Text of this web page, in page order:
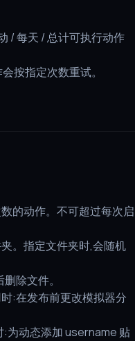
/ 每天 / 总计可执行动作
按指定次数重试。
的动作。不可超过每次启
。指定文件夹时,会随机
除文件。
:在发布前更改模拟器分
:为动态添加 username 贴